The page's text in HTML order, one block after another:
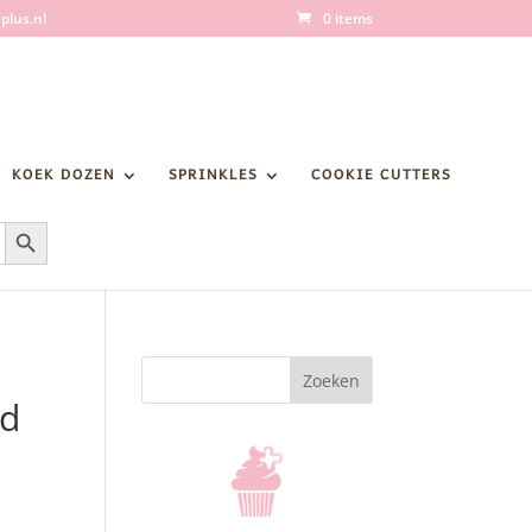
0 items
KOEK DOZEN SPRINKLES COOKIE CUTTERS
Zoekknop
Zoeken